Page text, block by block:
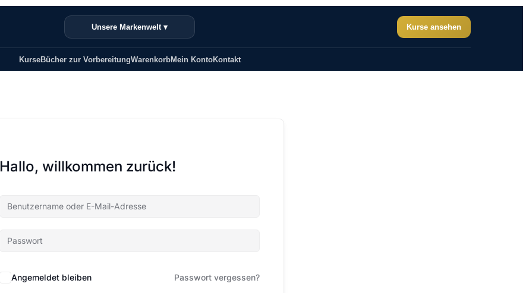
Unsere Markenwelt ▾ Kurse ansehen
KurseBücher zur VorbereitungWarenkorbMein KontoKontakt
Hallo, willkommen zurück!
Angemeldet bleiben Passwort vergessen?